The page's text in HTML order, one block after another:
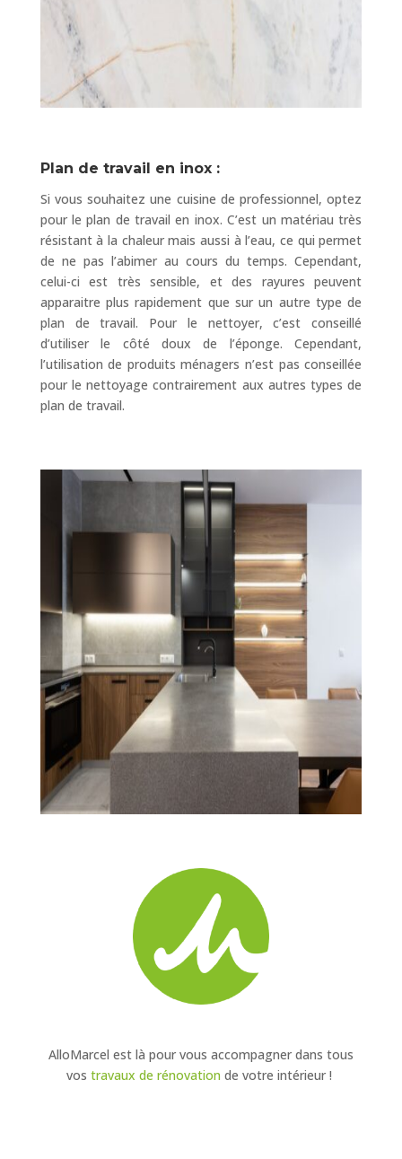
Plan de travail en inox :
Si vous souhaitez une cuisine de professionnel, optez
pour le plan de travail en inox. C’est un matériau très
résistant à la chaleur mais aussi à l’eau, ce qui permet
de ne pas l’abimer au cours du temps. Cependant,
celui-ci est très sensible, et des rayures peuvent
apparaitre plus rapidement que sur un autre type de
plan de travail. Pour le nettoyer, c’est conseillé
d’utiliser le côté doux de l’éponge. Cependant,
l’utilisation de produits ménagers n’est pas conseillée
pour le nettoyage contrairement aux autres types de
plan de travail.
AlloMarcel est là pour vous accompagner dans tous
vos travaux de rénovation de votre intérieur !